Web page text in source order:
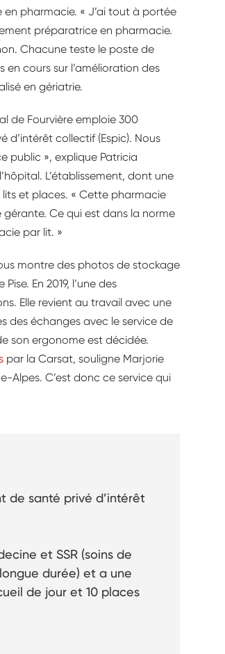
pharmacie. « J’ai tout à portée
préparatrice en pharmacie.
Chacune teste le poste de
en cours sur l’amélioration des
en gériatrie.
de Fourvière emploie 300
d’intérêt collectif (Espic). Nous
public », explique Patricia
L’établissement, dont une
et places. « Cette pharmacie
Ce qui est dans la norme
par lit. »
montre des photos de stockage
En 2019, l’une des
Elle revient au travail avec une
des échanges avec le service de
son ergonome est décidée.
par la Carsat, souligne Marjorie
Alpes. C’est donc ce service qui
de santé privé d’intérêt
et SSR (soins de
durée) et a une
de jour et 10 places